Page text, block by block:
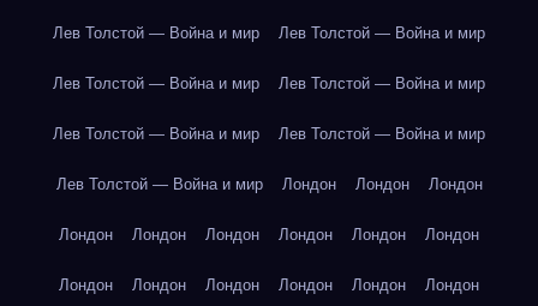
Лев Толстой — Война и мир Лев Толстой — Война и мир
Лев Толстой — Война и мир Лев Толстой — Война и мир
Лев Толстой — Война и мир Лев Толстой — Война и мир
Лев Толстой — Война и мир Лондон Лондон Лондон
Лондон Лондон Лондон Лондон Лондон Лондон
Лондон Лондон Лондон Лондон Лондон Лондон